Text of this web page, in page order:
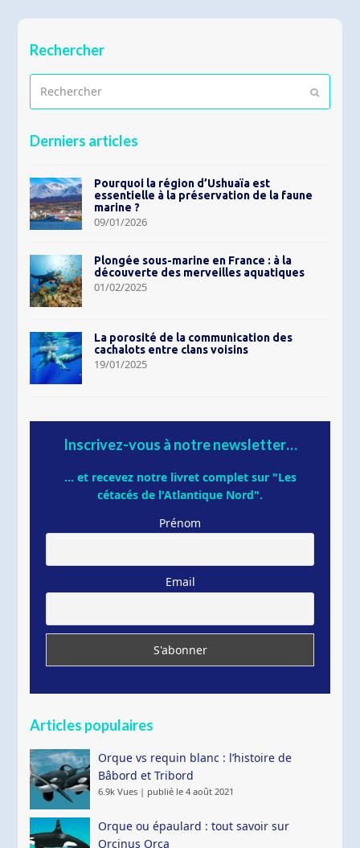
Rechercher
Envoyer
Derniers articles
Pourquoi la région d’Ushuaïa est
essentielle à la préservation de la faune
marine ?
09/01/2026
Plongée sous-marine en France : à la
découverte des merveilles aquatiques
01/02/2025
La porosité de la communication des
cachalots entre clans voisins
19/01/2025
Inscrivez-vous à notre newsletter…
... et recevez notre livret complet sur "Les
cétacés de l'Atlantique Nord".
Prénom
Email
Articles populaires
Orque vs requin blanc : l’histoire de
Bâbord et Tribord
6.9k Vues | publié le 4 août 2021
Orque ou épaulard : tout savoir sur
Orcinus Orca